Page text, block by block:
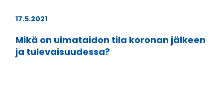
17.5.2021
Mikä on uimataidon tila koronan jälkeen
ja tulevaisuudessa?